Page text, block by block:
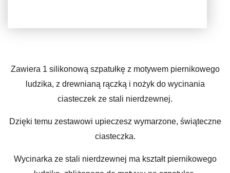
Zawiera 1 silikonową szpatułkę z motywem piernikowego
ludzika, z drewnianą rączką i nożyk do wycinania
ciasteczek ze stali nierdzewnej.
Dzięki temu zestawowi upieczesz wymarzone, świąteczne
ciasteczka.
Wycinarka ze stali nierdzewnej ma kształt piernikowego